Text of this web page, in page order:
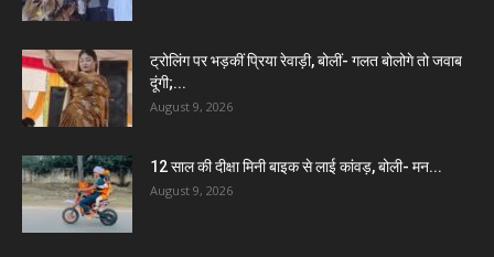
ट्रोलिंग पर भड़कीं प्रिया रेवाड़ी, बोलीं- गलत बोलोगे तो जवाब
दूंगी;...
August 9, 2026
12 साल की दीक्षा मिनी बाइक से लाई कांवड़, बोली- मन...
August 9, 2026